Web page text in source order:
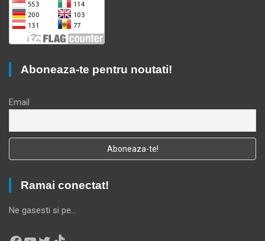
Aboneaza-te pentru noutati!
Email
Ramai conectat!
Ne gasesti si pe…